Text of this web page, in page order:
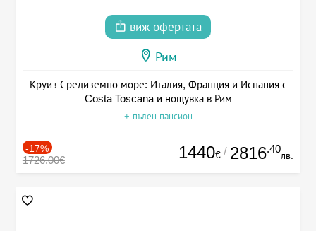
виж офертата
Рим
Круиз Средиземно море: Италия, Франция и Испания с
Costa Toscana и нощувка в Рим
+ пълен пансион
-17%
1726.00€ 1440€ / 2816.40
лв.